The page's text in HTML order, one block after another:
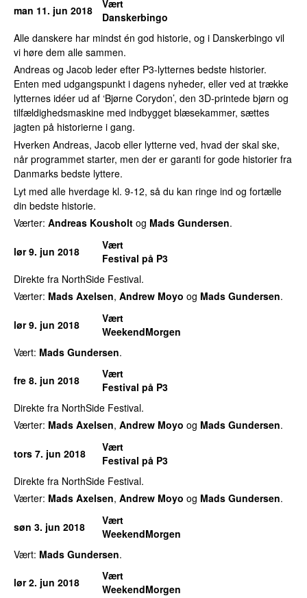
man 11. jun 2018
Vært
Danskerbingo
Alle danskere har mindst én god historie, og i Danskerbingo vil
vi høre dem alle sammen.
Andreas og Jacob leder efter P3-lytternes bedste historier.
Enten med udgangspunkt i dagens nyheder, eller ved at trække
lytternes idéer ud af ‘Bjørne Corydon’, den 3D-printede bjørn og
tilfældighedsmaskine med indbygget blæsekammer, sættes
jagten på historierne i gang.
Hverken Andreas, Jacob eller lytterne ved, hvad der skal ske,
når programmet starter, men der er garanti for gode historier fra
Danmarks bedste lyttere.
Lyt med alle hverdage kl. 9-12, så du kan ringe ind og fortælle
din bedste historie.
Værter: Andreas Kousholt og Mads Gundersen.
lør 9. jun 2018
Vært
Festival på P3
Direkte fra NorthSide Festival.
Værter: Mads Axelsen, Andrew Moyo og Mads Gundersen.
lør 9. jun 2018
Vært
WeekendMorgen
Vært: Mads Gundersen.
fre 8. jun 2018
Vært
Festival på P3
Direkte fra NorthSide Festival.
Værter: Mads Axelsen, Andrew Moyo og Mads Gundersen.
tors 7. jun 2018
Vært
Festival på P3
Direkte fra NorthSide Festival.
Værter: Mads Axelsen, Andrew Moyo og Mads Gundersen.
søn 3. jun 2018
Vært
WeekendMorgen
Vært: Mads Gundersen.
lør 2. jun 2018
Vært
WeekendMorgen